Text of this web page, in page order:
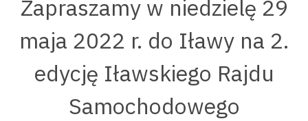
Zapraszamy w niedzielę 29
maja 2022 r. do Iławy na 2.
edycję Iławskiego Rajdu
Samochodowego